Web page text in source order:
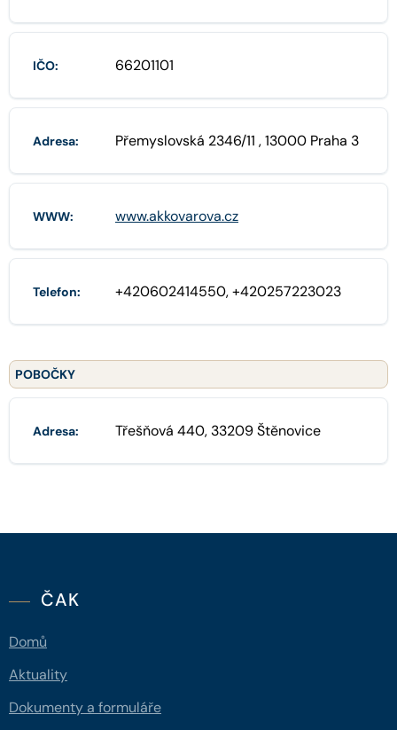
KONTAKT
IČO: 66201101
Adresa: Přemyslovská 2346/11 , 13000 Praha 3
WWW: www.akkovarova.cz
Telefon: +420602414550, +420257223023
POBOČKY
Adresa: Třešňová 440, 33209 Štěnovice
ČAK
Domů
Aktuality
Dokumenty a formuláře